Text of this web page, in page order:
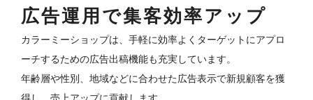
広告運用で集客効率アップ
カラーミーショップは、手軽に効率よくターゲットにアプロ
ーチするための広告出稿機能も充実しています。
年齢層や性別、地域などに合わせた広告表示で新規顧客を獲